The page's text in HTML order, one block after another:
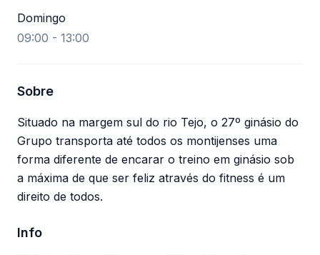
Domingo
09:00 - 13:00
Sobre
Situado na margem sul do rio Tejo, o 27º ginásio do
Grupo transporta até todos os montijenses uma
forma diferente de encarar o treino em ginásio sob
a máxima de que ser feliz através do fitness é um
direito de todos.
Info